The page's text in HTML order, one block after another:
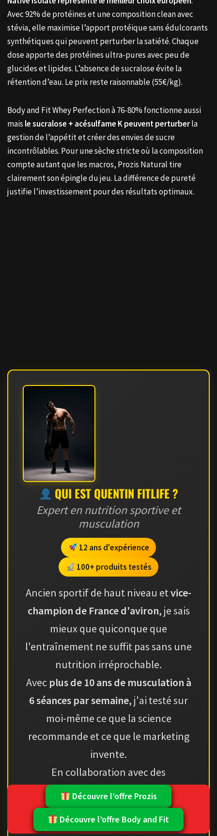
Native Isolate représente le meilleur choix européen.
Avec 92% de protéines et une composition clean avec
stévia, elle maximise l’apport protéique sans édulcorants
synthétiques qui peuvent perturber la satiété. Chaque
dose apporte des protéines ultra-pures avec peu de
glucides et lipides. L’absence de sucralose évite la
rétention d’eau. Le prix reste raisonnable (55€/kg).
Body and Fit Whey Perfection à 76-80% fonctionne aussi
mais le sucralose + acésulfame K peuvent perturber la
gestion de l’appétit et créer des envies de sucre
incontrôlables. Pour une sèche stricte où la composition
compte autant que les macros, Prozis Natural tire
clairement son épingle du jeu. La différence de pureté
justifie l’investissement pour des résultats optimaux.
Découvre l’offre Prozis
Découvre l’offre Body and Fit
QUI EST QUENTIN FITLIFE ?
Expert en nutrition sportive et
musculation
12 ans d'expérience
100+ produits testés
Ancien sportif de haut niveau et vice-
champion de France d'aviron, je sais
mieux que quiconque que
l'entraînement ne suffit pas sans une
nutrition irréprochable.
Avec plus de 10 ans de musculation à
6 séances par semaine, j'ai testé sur
moi-même ce que la science
recommande et ce que le marketing
invente.
En collaboration avec des
nutritionnistes diplômés, j'analyse et
teste des compléments alimentaires
depuis plus d'une décennie pour vous